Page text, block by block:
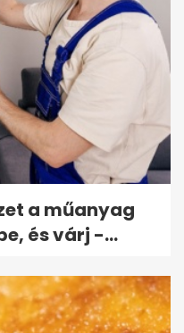
a műanyag
és várj -...